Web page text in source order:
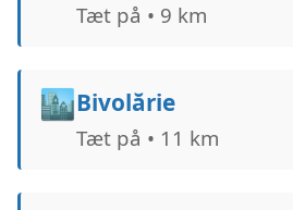
Tæt på • 9 km
🏙️Bivolărie
Tæt på • 11 km